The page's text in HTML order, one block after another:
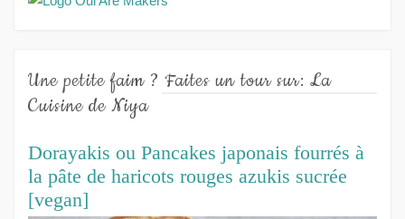
Une petite faim ? Faites un tour sur: La
Cuisine de Niya
Dorayakis ou Pancakes japonais fourrés à
la pâte de haricots rouges azukis sucrée
[vegan]